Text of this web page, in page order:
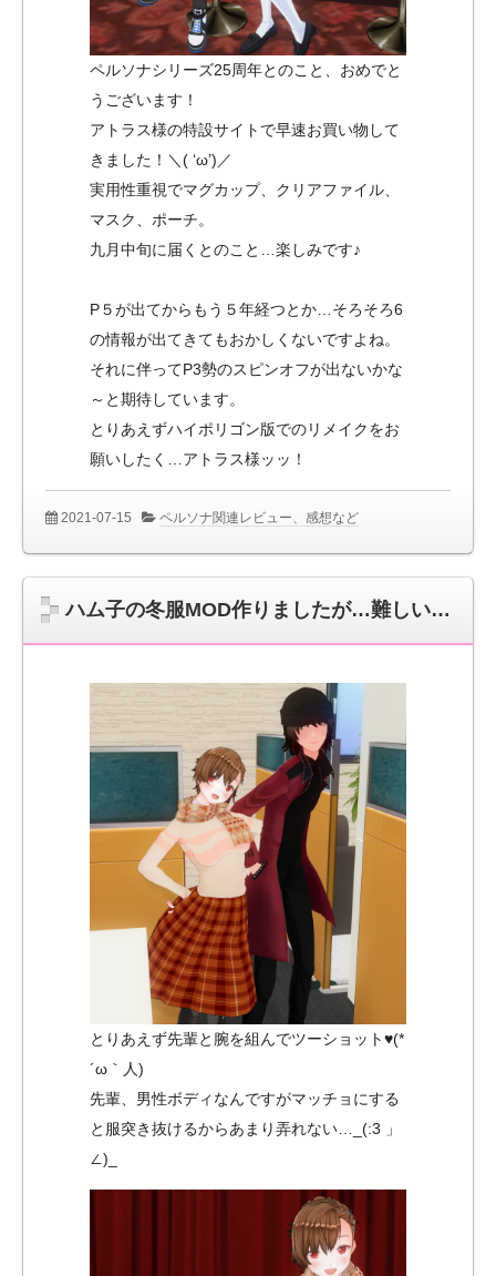
ペルソナシリーズ25周年とのこと、おめでと
うございます！
アトラス様の特設サイトで早速お買い物して
きました！＼( ‘ω’)／
実用性重視でマグカップ、クリアファイル、
マスク、ポーチ。
九月中旬に届くとのこと…楽しみです♪
P５が出てからもう５年経つとか…そろそろ6
の情報が出てきてもおかしくないですよね。
それに伴ってP3勢のスピンオフが出ないかな
～と期待しています。
とりあえずハイポリゴン版でのリメイクをお
願いしたく…アトラス様ッッ！
2021-07-15 ペルソナ関連レビュー、感想など
ハム子の冬服MOD作りましたが…難しい…
とりあえず先輩と腕を組んでツーショット♥(*
´ω｀人)
先輩、男性ボディなんですがマッチョにする
と服突き抜けるからあまり弄れない…_(:3 」
∠)_